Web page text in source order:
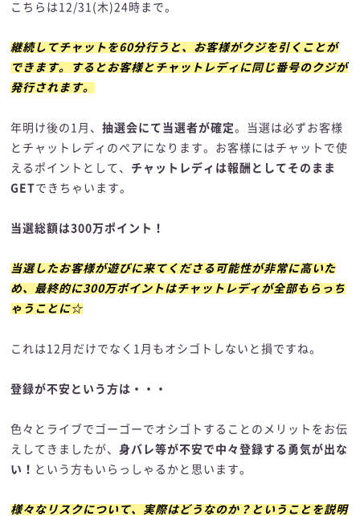
こちらは12/31(木)24時まで。
継続してチャットを60分行うと、お客様がクジを引くことが
できます。するとお客様とチャットレディに同じ番号のクジが
発行されます。
年明け後の1月、抽選会にて当選者が確定 。当選は必ずお客様
とチャットレディのぺアになります。お客様にはチャットで使
えるポイントとして、 チャットレディは報酬としてそのまま
GETできちゃいます。
当選総額は300万ポイント！
当選したお客様が遊びに来てくださる可能性が非常に高いた
め、最終的に300万ポイントはチャットレディが全部もらっち
ゃうことに☆
これは12月だけでなく1月もオシゴトしないと損ですね。
登録が不安という方は・・・
色々とライブでゴーゴーでオシゴトすることのメリットをお伝
えしてきましたが、身バレ等が不安で中々登録する勇気が出な
い！ という方もいらっしゃるかと思います。
様々なリスクについて、実際はどうなのか？ということを説明